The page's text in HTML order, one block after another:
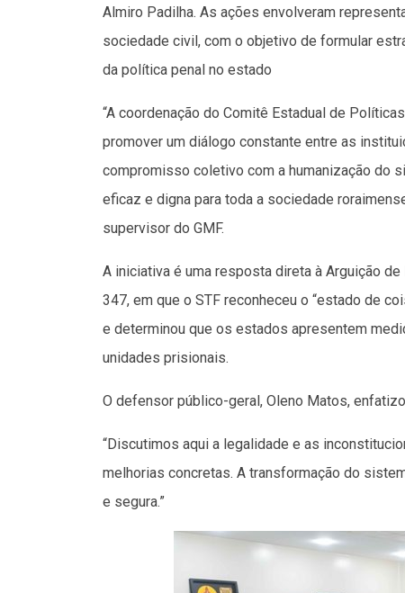
Almiro Padilha. As ações envolveram
sociedade civil, com o objetivo de formular
da política penal no estado
“A coordenação do Comitê Estadual de
promover um diálogo constante entre as
compromisso coletivo com a humanização do
eficaz e digna para toda a sociedade
supervisor do GMF.
A iniciativa é uma resposta direta à Arguição
347, em que o STF reconheceu o “estado de
e determinou que os estados apresentem
unidades prisionais.
O defensor público-geral, Oleno Matos,
“Discutimos aqui a legalidade e as
melhorias concretas. A transformação do
e segura.”